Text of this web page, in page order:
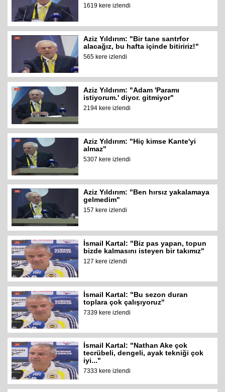
1619 kere izlendi
Aziz Yıldırım: "Bir tane santrfor
alacağız, bu hafta içinde bitiririz!"
565 kere izlendi
Aziz Yıldırım: "Adam 'Paramı
istiyorum.' diyor. gitmiyor"
2194 kere izlendi
Aziz Yıldırım: "Hiç kimse Kante'yi
almaz"
5307 kere izlendi
Aziz Yıldırım: "Ben hırsız yakalamaya
gelmedim"
157 kere izlendi
İsmail Kartal: "Biz pas yapan, topun
bizde kalmasını isteyen bir takımız"
127 kere izlendi
İsmail Kartal: "Bu sezon duran
toplara çok çalışıyoruz"
7339 kere izlendi
İsmail Kartal: "Nathan Ake çok
tecrübeli, dengeli, ayak tekniği çok
iyi..."
7333 kere izlendi